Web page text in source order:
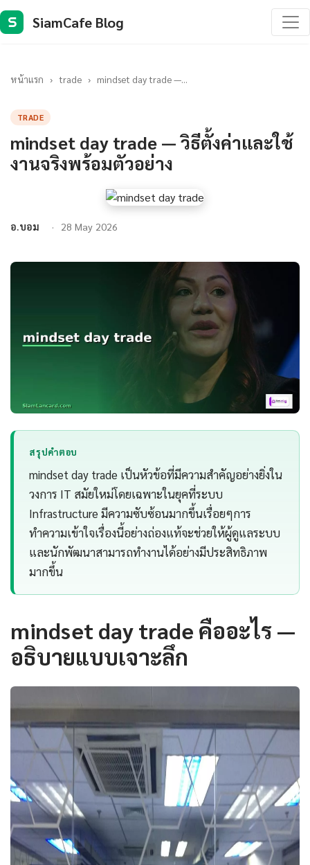
S SiamCafe Blog
หน้าแรก › trade › mindset day trade —...
TRADE
mindset day trade — วิธีตั้งค่าและใช้
งานจริงพร้อมตัวอย่าง
อ.บอม 28 May 2026
สรุปคำตอบ
mindset day trade เป็นหัวข้อที่มีความสำคัญอย่างยิ่งใน
วงการ IT สมัยใหม่โดยเฉพาะในยุคที่ระบบ
Infrastructure มีความซับซ้อนมากขึ้นเรื่อยๆการ
ทำความเข้าใจเรื่องนี้อย่างถ่องแท้จะช่วยให้ผู้ดูแลระบบ
และนักพัฒนาสามารถทำงานได้อย่างมีประสิทธิภาพ
มากขึ้น
mindset day trade คืออะไร —
อธิบายแบบเจาะลึก